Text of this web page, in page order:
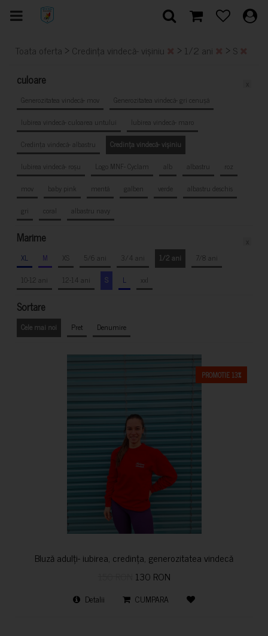
Toata oferta > Credința vindecă- vișiniu > 1/2 ani > S
culoare
Generozitatea vindecă- mov
Generozitatea vindecă- gri cenușă
Iubirea vindecă- culoarea untului
Iubirea vindecă- maro
Credința vindecă- albastru
Credința vindecă- vișiniu
Iubirea vindecă- roșu
Logo MNF- Cyclam alb albastru
roz
mov
baby pink mentă galben verde
albastru deschis
gri
coral albastru navy
Marime
XL M XS 5/6 ani 3/4 ani 1/2 ani
7/8 ani
10-12 ani
12-14 ani S L xxl
Sortare
Cele mai noi Pret Denumire
PROMOTIE 13%
Bluză adulți- iubirea, credința, generozitatea vindecă
130 RON
Detalii CUMPARA